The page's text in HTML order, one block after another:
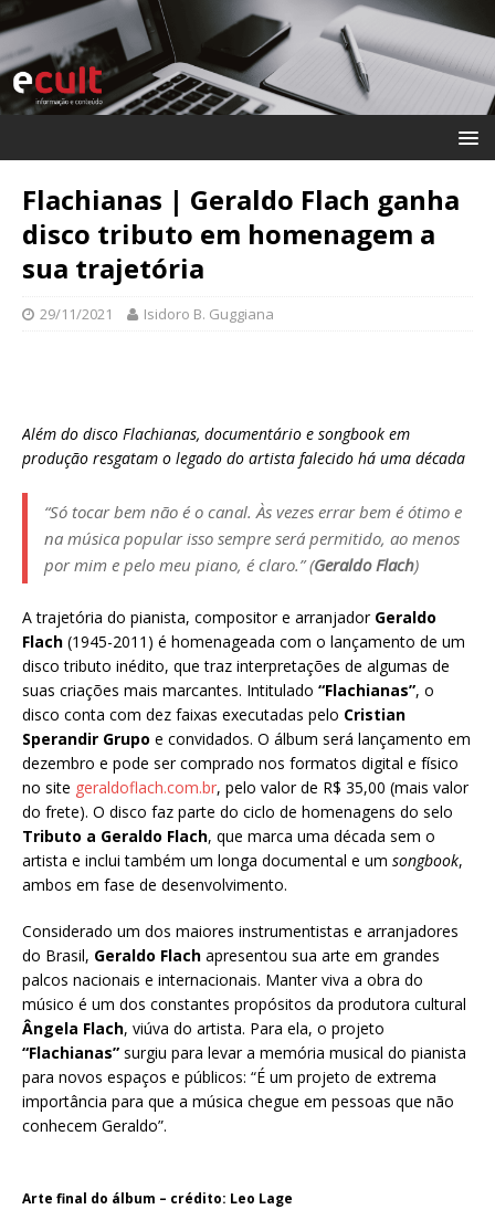
Flachianas | Geraldo Flach ganha
disco tributo em homenagem a
sua trajetória
29/11/2021 Isidoro B. Guggiana
Além do disco Flachianas, documentário e songbook em
produção resgatam o legado do artista falecido há uma década
“Só tocar bem não é o canal. Às vezes errar bem é ótimo e
na música popular isso sempre será permitido, ao menos
por mim e pelo meu piano, é claro.”(Geraldo Flach)
A trajetória do pianista, compositor e arranjador Geraldo
Flach (1945-2011) é homenageada com o lançamento de um
disco tributo inédito, que traz interpretações de algumas de
suas criações mais marcantes. Intitulado “Flachianas”, o
disco conta com dez faixas executadas pelo Cristian
Sperandir Grupo e convidados. O álbum será lançamento em
dezembro e pode ser comprado nos formatos digital e físico
no site geraldoflach.com.br, pelo valor de R$ 35,00 (mais valor
do frete). O disco faz parte do ciclo de homenagens do selo
Tributo a Geraldo Flach, que marca uma década sem o
artista e inclui também um longa documental e um songbook,
ambos em fase de desenvolvimento.
Considerado um dos maiores instrumentistas e arranjadores
do Brasil, Geraldo Flach apresentou sua arte em grandes
palcos nacionais e internacionais. Manter viva a obra do
músico é um dos constantes propósitos da produtora cultural
Ângela Flach, viúva do artista. Para ela, o projeto
“Flachianas” surgiu para levar a memória musical do pianista
para novos espaços e públicos: “É um projeto de extrema
importância para que a música chegue em pessoas que não
conhecem Geraldo”.
Arte final do álbum – crédito: Leo Lage